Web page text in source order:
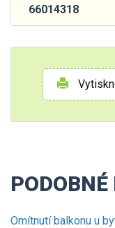
66014318
Omítnutí balkonu u